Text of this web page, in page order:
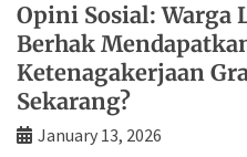
Opini Sosial: Warga
Berhak
Ketenagakerjaan
Sekarang?
January 13, 2026